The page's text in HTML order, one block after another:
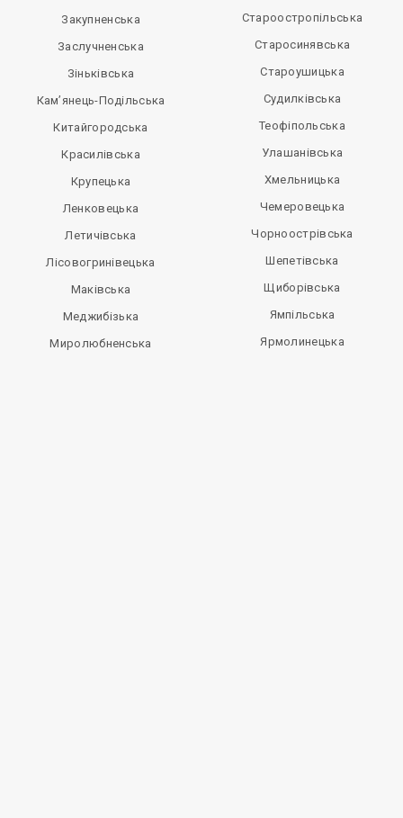
Закупненська
Заслучненська
Зіньківська
Кам’янець-Подільська
Китайгородська
Красилівська
Крупецька
Ленковецька
Летичівська
Лісовогринівецька
Маківська
Меджибізька
Миролюбненська
Староостропільська
Старосинявська
Староушицька
Судилківська
Теофіпольська
Улашанівська
Хмельницька
Чемеровецька
Чорноострівська
Шепетівська
Щиборівська
Ямпільська
Ярмолинецька